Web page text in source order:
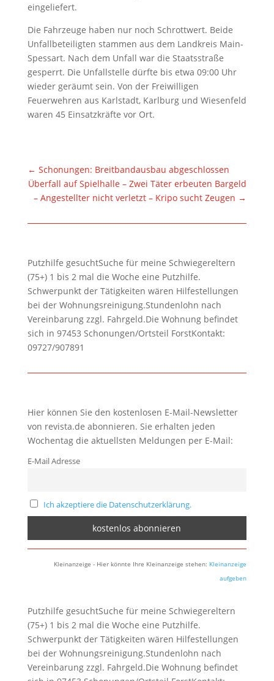
eingeliefert.
Die Fahrzeuge haben nur noch Schrottwert. Beide
Unfallbeteiligten stammen aus dem Landkreis Main-
Spessart. Nach dem Unfall war die Staatsstraße
gesperrt. Die Unfallstelle dürfte bis etwa 09:00 Uhr
wieder geräumt sein. Von der Freiwilligen
Feuerwehren aus Karlstadt, Karlburg und Wiesenfeld
waren 45 Einsatzkräfte vor Ort.
← Schonungen: Breitbandausbau abgeschlossen
Überfall auf Spielhalle – Zwei Täter erbeuten Bargeld
– Angestellter nicht verletzt – Kripo sucht Zeugen →
Putzhilfe gesuchtSuche für meine Schwiegereltern
(75+) 1 bis 2 mal die Woche eine Putzhilfe.
Schwerpunkt der Tätigkeiten wären Hilfestellungen
bei der Wohnungsreinigung.Stundenlohn nach
Vereinbarung zzgl. Fahrgeld.Die Wohnung befindet
sich in 97453 Schonungen/Ortsteil ForstKontakt:
09727/907891
Hier können Sie den kostenlosen E-Mail-Newsletter
von revista.de abonnieren. Sie erhalten jeden
Wochentag die aktuellsten Meldungen per E-Mail:
E-Mail Adresse
Ich akzeptiere die Datenschutzerklärung.
Kleinanzeige - Hier könnte Ihre Kleinanzeige stehen: Kleinanzeige
aufgeben
Putzhilfe gesuchtSuche für meine Schwiegereltern
(75+) 1 bis 2 mal die Woche eine Putzhilfe.
Schwerpunkt der Tätigkeiten wären Hilfestellungen
bei der Wohnungsreinigung.Stundenlohn nach
Vereinbarung zzgl. Fahrgeld.Die Wohnung befindet